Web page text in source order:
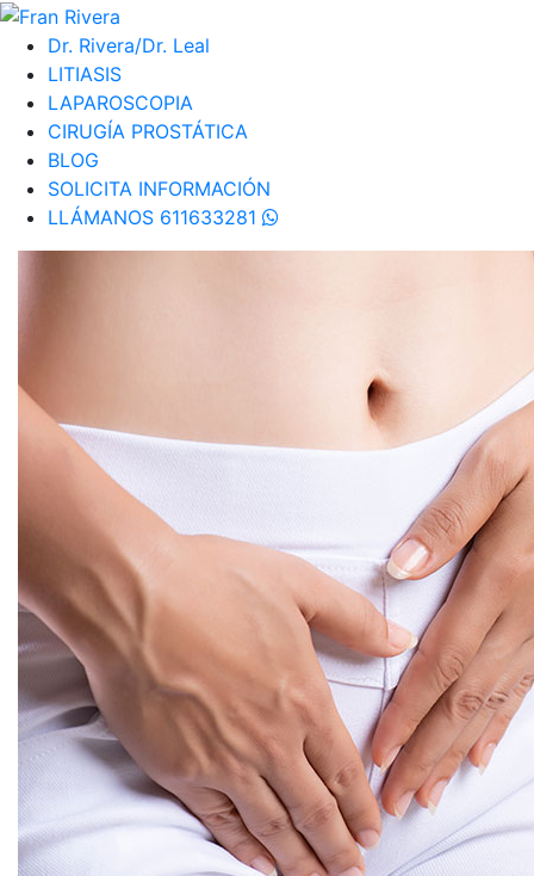
Dr. Rivera/Dr. Leal
LITIASIS
LAPAROSCOPIA
CIRUGÍA PROSTÁTICA
BLOG
SOLICITA INFORMACIÓN
LLÁMANOS 611633281